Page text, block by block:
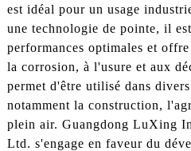
est idéal pour un usage
une technologie de pointe, il
performances optimales et
la corrosion, à l'usure et aux
permet d'être utilisé dans
notamment la construction,
plein air. Guangdong LuXing
Ltd. s'engage en faveur du